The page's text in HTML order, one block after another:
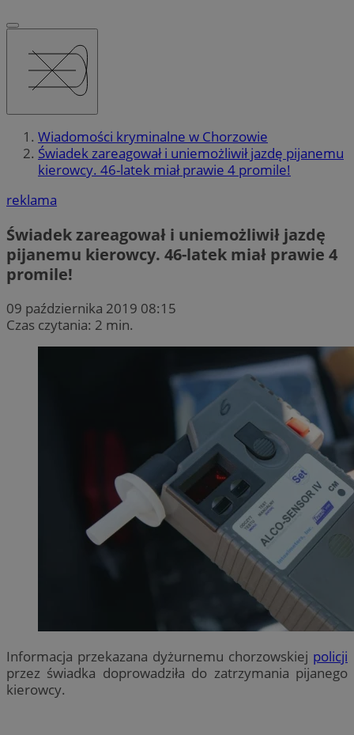
Wiadomości kryminalne w Chorzowie
Świadek zareagował i uniemożliwił jazdę pijanemu
kierowcy. 46-latek miał prawie 4 promile!
reklama
Świadek zareagował i uniemożliwił jazdę
pijanemu kierowcy. 46-latek miał prawie 4
promile!
09 października 2019 08:15
Czas czytania: 2 min.
Informacja przekazana dyżurnemu chorzowskiej policji
przez świadka doprowadziła do zatrzymania pijanego
kierowcy.